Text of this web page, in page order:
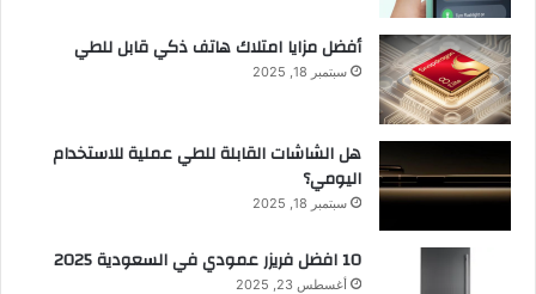
أفضل مزايا امتلاك هاتف ذكي قابل للطي
سبتمبر 18, 2025
هل الشاشات القابلة للطي عملية للاستخدام
اليومي؟
سبتمبر 18, 2025
10 افضل فريزر عمودي​ في السعودية​ 2025
أغسطس 23, 2025